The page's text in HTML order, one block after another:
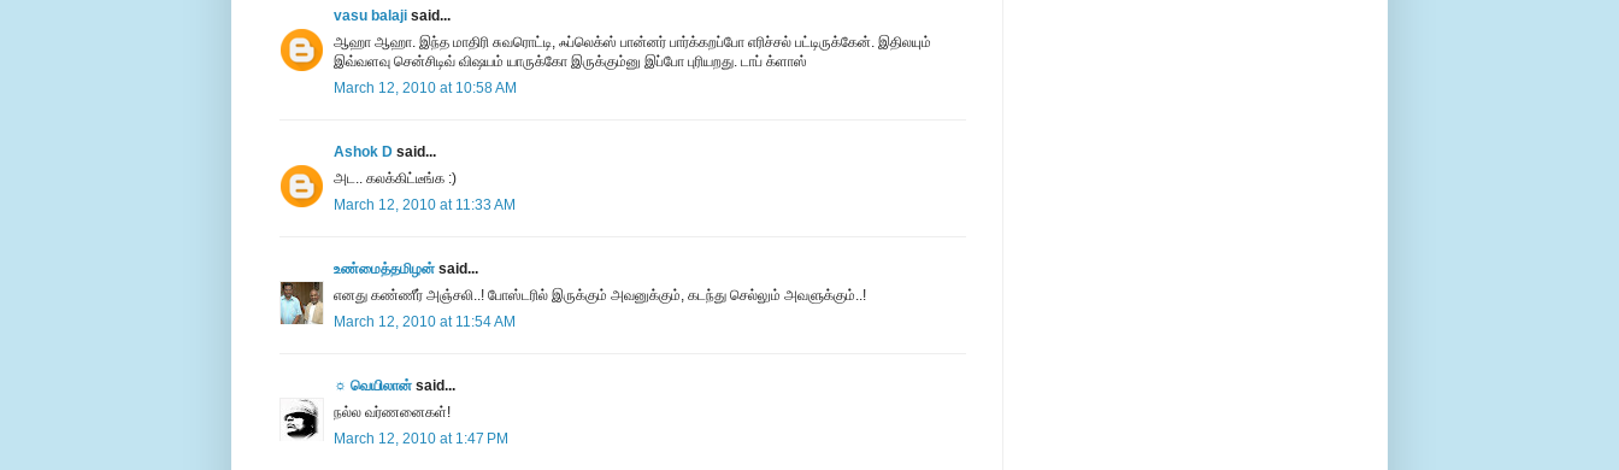
vasu balaji said...
ஆஹா ஆஹா. இந்த மாதிரி சுவரொட்டி, ஃப்லெக்ஸ் பான்னர் பார்க்கறப்போ எரிச்சல் பட்டிருக்கேன். இதிலயும்
இவ்வளவு சென்சிடிவ் விஷயம் யாருக்கோ இருக்கும்னு இப்போ புரியறது. டாப் க்ளாஸ்
March 12, 2010 at 10:58 AM
Ashok D said...
அட.. கலக்கிட்டீங்க :)
March 12, 2010 at 11:33 AM
உண்மைத்தமிழன் said...
எனது கண்ணீர் அஞ்சலி..! போஸ்டரில் இருக்கும் அவனுக்கும், கடந்து செல்லும் அவளுக்கும்..!
March 12, 2010 at 11:54 AM
☼ வெயிலான் said...
நல்ல வர்ணனைகள்!
March 12, 2010 at 1:47 PM